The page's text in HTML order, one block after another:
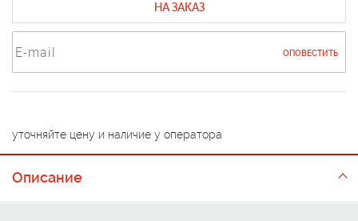
НА ЗАКАЗ
ОПОВЕСТИТЬ
уточняйте цену и наличие у оператора
Описание